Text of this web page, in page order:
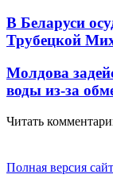
В Беларуси
Трубецкой
Молдова
воды из-за
Читать
Полная версия